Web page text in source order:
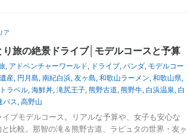
ア
り旅の絶景ドライブ│モデルコースと予算
, アドベンチャーワールド, ドライブ, パンダ, モデルコー
産, 円月島, 南紀白浜, 友ヶ島, 和歌山ラーメン, 和歌山県,
ラベル, 海鮮丼, 滝尻王子, 熊野古道, 熊野牛, 白浜温泉, 白
バス, 高野山
ブモデルコース。リアルな予算や、女子も安心な
比較。那智の滝＆熊野古道、ラピュタの世界・友ヶ